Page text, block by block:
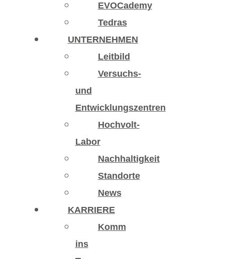
EVOCademy
Tedras
UNTERNEHMEN
Leitbild
Versuchs-
und
Entwicklungszentren
Hochvolt-
Labor
Nachhaltigkeit
Standorte
News
KARRIERE
Komm
ins